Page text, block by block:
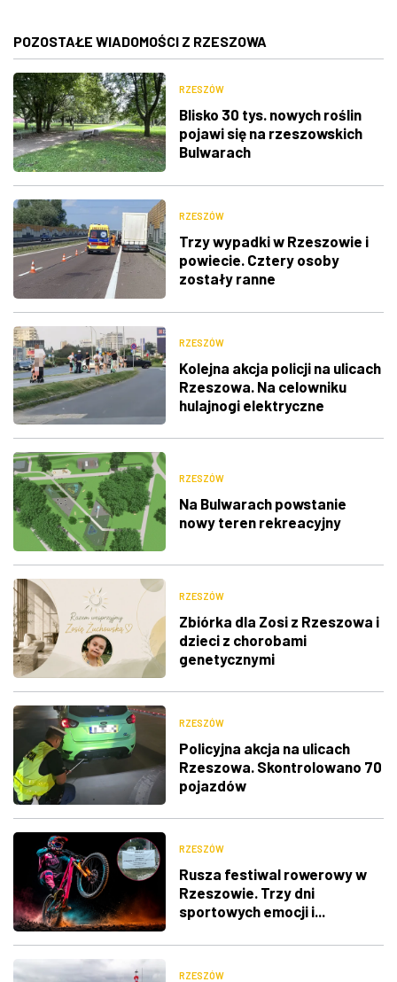
POZOSTAŁE WIADOMOŚCI Z RZESZOWA
RZESZÓW
Blisko 30 tys. nowych roślin
pojawi się na rzeszowskich
Bulwarach
RZESZÓW
Trzy wypadki w Rzeszowie i
powiecie. Cztery osoby
zostały ranne
RZESZÓW
Kolejna akcja policji na ulicach
Rzeszowa. Na celowniku
hulajnogi elektryczne
RZESZÓW
Na Bulwarach powstanie
nowy teren rekreacyjny
RZESZÓW
Zbiórka dla Zosi z Rzeszowa i
dzieci z chorobami
genetycznymi
RZESZÓW
Policyjna akcja na ulicach
Rzeszowa. Skontrolowano 70
pojazdów
RZESZÓW
Rusza festiwal rowerowy w
Rzeszowie. Trzy dni
sportowych emocji i...
RZESZÓW